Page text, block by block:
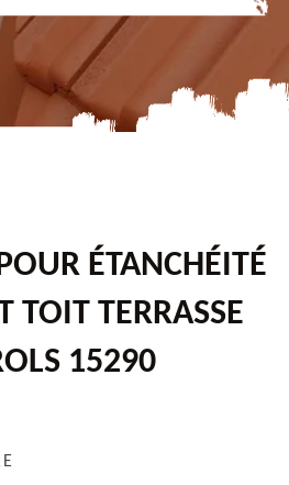
ÉTANCHÉITÉ
TOIT TERRASSE
15290